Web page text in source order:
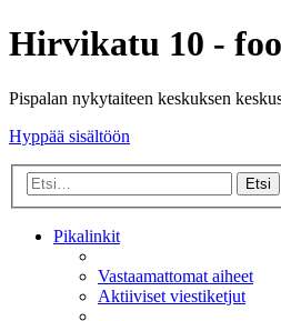
Hirvikatu 10 -
Pispalan nykytaiteen keskuksen
Hyppää sisältöön
Etsi
Pikalinkit
Vastaamattomat aiheet
Aktiiviset viestiketjut